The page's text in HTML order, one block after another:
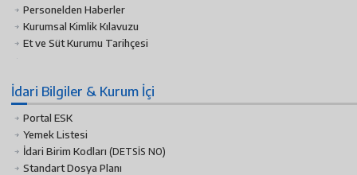
Personelden Haberler
Kurumsal Kimlik Kılavuzu
Et ve Süt Kurumu Tarihçesi
İdari Bilgiler & Kurum İçi
Portal ESK
Yemek Listesi
İdari Birim Kodları (DETSİS NO)
Standart Dosya Planı